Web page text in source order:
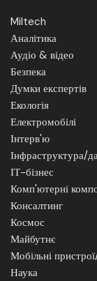
Miltech
Аналітика
Аудіо & відео
Безпека
Думки експертів
Екологія
Електромобілі
Інтерв'ю
Інфраструктура/
ІТ-бізнес
Комп'ютерні
Консалтинг
Космос
Майбутнє
Мобільні
Наука